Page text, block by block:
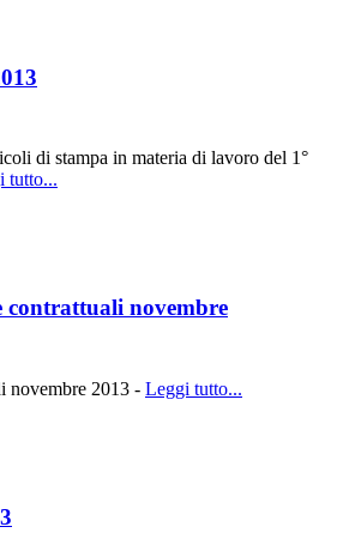
di stampa in materia di lavoro del 1°
tutto...
contrattuali novembre
novembre 2013 - Leggi tutto...